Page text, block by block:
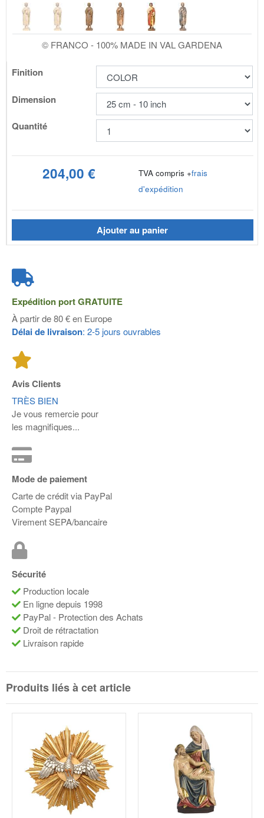
© FRANCO - 100% MADE IN VAL GARDENA
Finition
Dimension
Quantité
204,00 € TVA compris +frais
d'expédition
Ajouter au panier
Expédition portGRATUITE
À partir de 80 € en Europe
Délai de livraison: 2-5 jours ouvrables
Avis Clients
TRÈS BIEN
Je vous remercie pour
les magnifiques...
Mode de paiement
Carte de crédit via PayPal
Compte Paypal
Virement SEPA/bancaire
Sécurité
Production locale
En ligne depuis 1998
PayPal - Protection des Achats
Droit de rétractation
Livraison rapide
Produits liés à cet article